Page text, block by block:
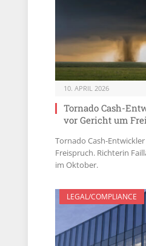
10. APRIL 2026
Tornado Cash-
vor Gericht um
Tornado Cash-
Freispruch. Richterin
im Oktober.
LEGAL/COMPLIANCE